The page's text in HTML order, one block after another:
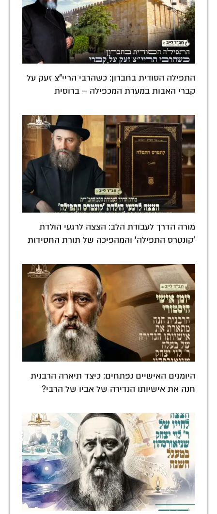
התפילה הסודית בחברון: כשהרבי הריי"צ זעק על
קברי האבות במערת המכפילה – ברוסית
מורה הדרך לעבודת הלב: הצצה לרגעי הולדת
'קונטרס התפילה' והמהפיכה של תורת החסידות
היומנים האישיים נפתחים: כיצד תיארה הרבנית
חנה את אישיותו הנדירה של אביו של הרבי?